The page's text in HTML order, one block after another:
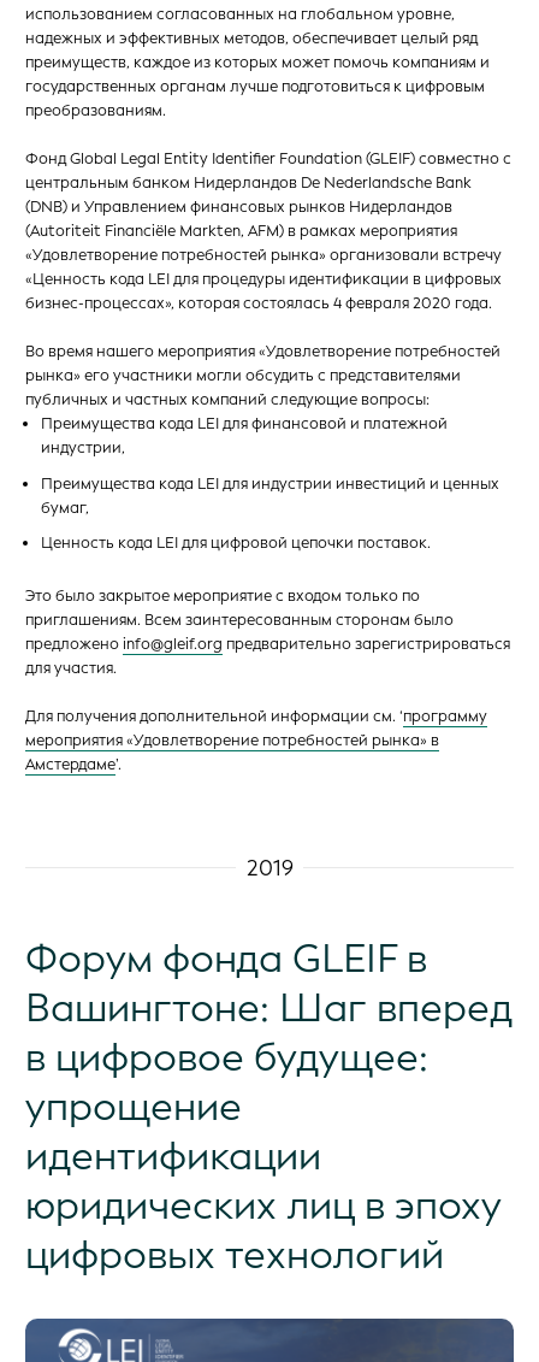
использованием согласованных на глобальном уровне,
надежных и эффективных методов, обеспечивает целый ряд
преимуществ, каждое из которых может помочь компаниям и
государственных органам лучше подготовиться к цифровым
преобразованиям.
Фонд Global Legal Entity Identifier Foundation (GLEIF) совместно с
центральным банком Нидерландов De Nederlandsche Bank
(DNB) и Управлением финансовых рынков Нидерландов
(Autoriteit Financiële Markten, AFM) в рамках мероприятия
«Удовлетворение потребностей рынка» организовали встречу
«Ценность кода LEI для процедуры идентификации в цифровых
бизнес-процессах», которая состоялась 4 февраля 2020 года.
Во время нашего мероприятия «Удовлетворение потребностей
рынка» его участники могли обсудить с представителями
публичных и частных компаний следующие вопросы:
Преимущества кода LEI для финансовой и платежной
индустрии,
Преимущества кода LEI для индустрии инвестиций и ценных
бумаг,
Ценность кода LEI для цифровой цепочки поставок.
Это было закрытое мероприятие с входом только по
приглашениям. Всем заинтересованным сторонам было
предложеноinfo@gleif.org предварительно зарегистрироваться
для участия.
Для получения дополнительной информации см. ‘программу
мероприятия «Удовлетворение потребностей рынка» в
Амстердаме’.
2019
Форум фонда GLEIF в
Вашингтоне: Шаг вперед
в цифровое будущее:
упрощение
идентификации
юридических лиц в эпоху
цифровых технологий